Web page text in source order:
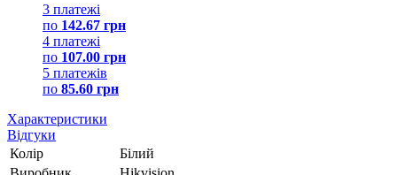
3 платежі
по 142.67 грн
4 платежі
по 107.00 грн
5 платежів
по 85.60 грн
Характеристики
Відгуки
Колір
Білий